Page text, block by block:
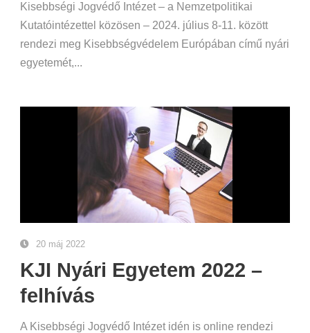
Kisebbségi Jogvédő Intézet – a Nemzetpolitikai
Kutatóintézettel közösen – 2024. július 8-11. között
rendezi meg Kisebbségvédelem Európában című nyári
egyetemét,...
20 máj 2022
KJI Nyári Egyetem 2022 –
felhívás
A Kisebbségi Jogvédő Intézet idén is online rendezi